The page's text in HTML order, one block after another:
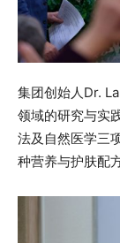
集团创始人Dr.
领域的研究与实
法及自然医学三
种营养与护肤配